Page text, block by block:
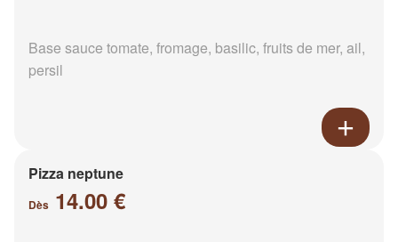
Base sauce tomate, fromage, basilic, fruits de mer, ail,
persil
Pizza neptune
Dès 14.00 €